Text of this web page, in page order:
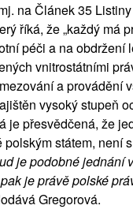
na Článek 35
říká, že „každý má
péči a na obdržení
vnitrostátními
a provádění
vysoký stupeň
je přesvědčená, že
polským státem, není
je podobné jednání
je právě polské
Gregorová.